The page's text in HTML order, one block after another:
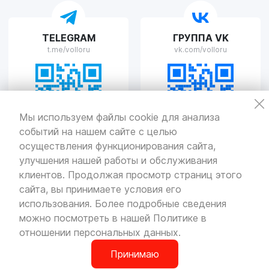
Мы используем файлы cookie для анализа
событий на нашем сайте с целью
осуществления функционирования сайта,
улучшения нашей работы и обслуживания
клиентов. Продолжая просмотр страниц этого
сайта, вы принимаете условия его
использования. Более подробные сведения
можно посмотреть в нашей Политике в
отношении персональных данных.
Принимаю
VOLLO Рязань
г. Рязань, улица Островского, д.109/2
Пн-Пт с 9:00 до 20:00, Сб-Вс выходной
VOLLO Тверь
г. Тверь, проспект Николая Корыткова, 17А
Пн-Пт с 9:00 до 19:00 Сб-Вс с 10:00 до 19:00
TELEGRAM
t.me/volloru
ГРУППА VK
vk.com/volloru
© Все права защищены. Информация сайта защищена законом
об авторских правах.
Политикаконфиденциальности
Разработкаи продвижение — «SeoOlimp»